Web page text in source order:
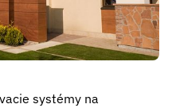
systémy na